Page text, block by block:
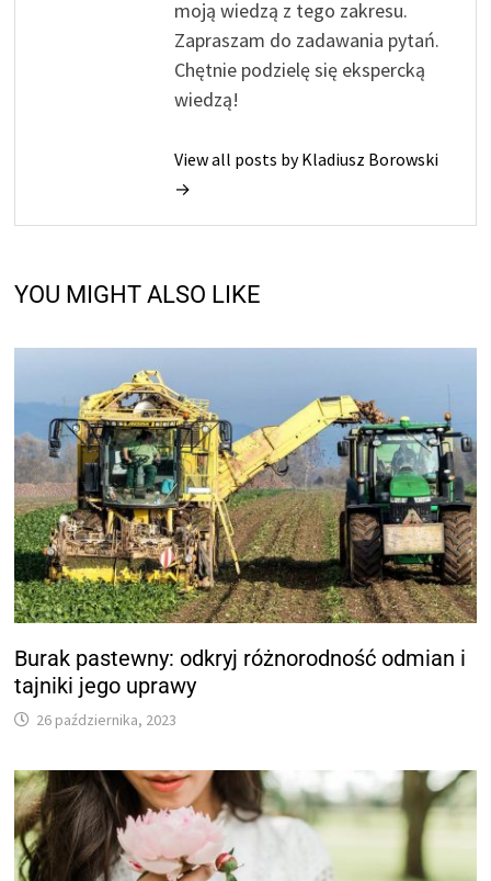
moją wiedzą z tego zakresu.
Zapraszam do zadawania pytań.
Chętnie podzielę się ekspercką
wiedzą!
View all posts by Kladiusz Borowski
→
YOU MIGHT ALSO LIKE
Burak pastewny: odkryj różnorodność odmian i
tajniki jego uprawy
26 października, 2023